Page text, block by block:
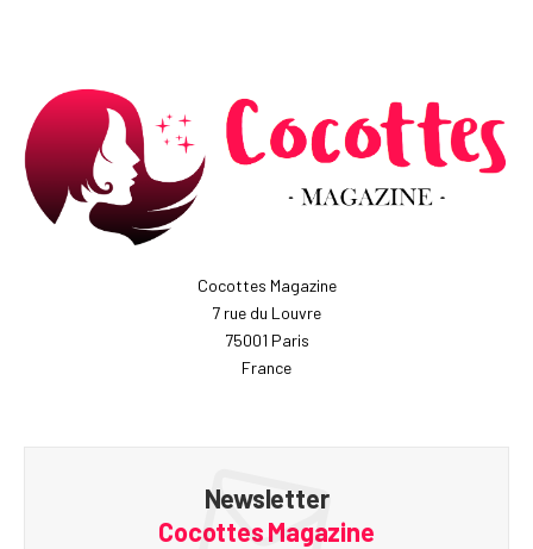
Cocottes Magazine
7 rue du Louvre
75001 Paris
France
Newsletter
Cocottes Magazine